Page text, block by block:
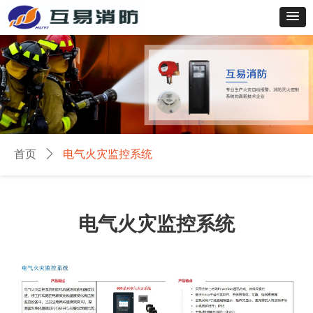
电气火灾监控系统
首页 ꄲ 电气火灾监控系统